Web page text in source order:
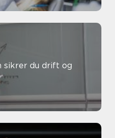
sikrer du drift og